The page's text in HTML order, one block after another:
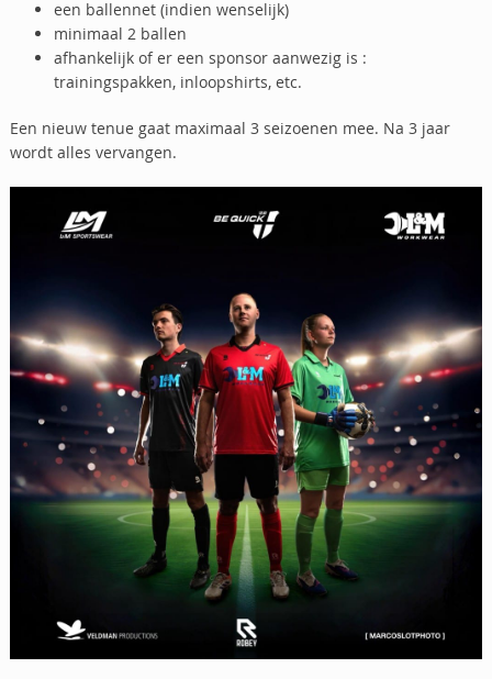
een ballennet (indien wenselijk)
minimaal 2 ballen
afhankelijk of er een sponsor aanwezig is :
trainingspakken, inloopshirts, etc.
Een nieuw tenue gaat maximaal 3 seizoenen mee. Na 3 jaar
wordt alles vervangen.